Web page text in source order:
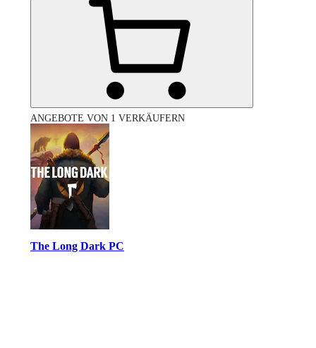
ANGEBOTE VON 1 VERKÄUFERN
The Long Dark PC